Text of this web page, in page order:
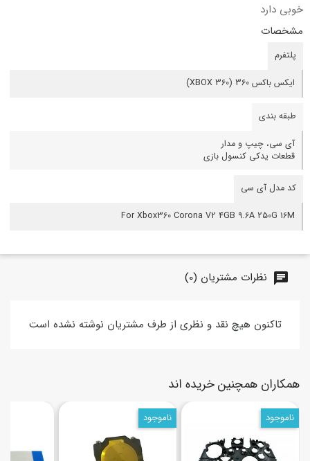
خوبی دارد
مشخصات
پلتفرم
ایکس باکس 360 (XBOX 360)
طبقه بندی
آی سی، چیپ و مدار
قطعات یدکی کنسول بازی
کد مدل آی سی
For Xbox360 Corona V2 4GB 9.6A 250G 16M
chat نظرات مشتریان (0)
تاکنون هیچ نقد و نظری از طرف مشتریان نوشته نشده است
همکاران همچنین خریده اند
ناموجود ناموجود